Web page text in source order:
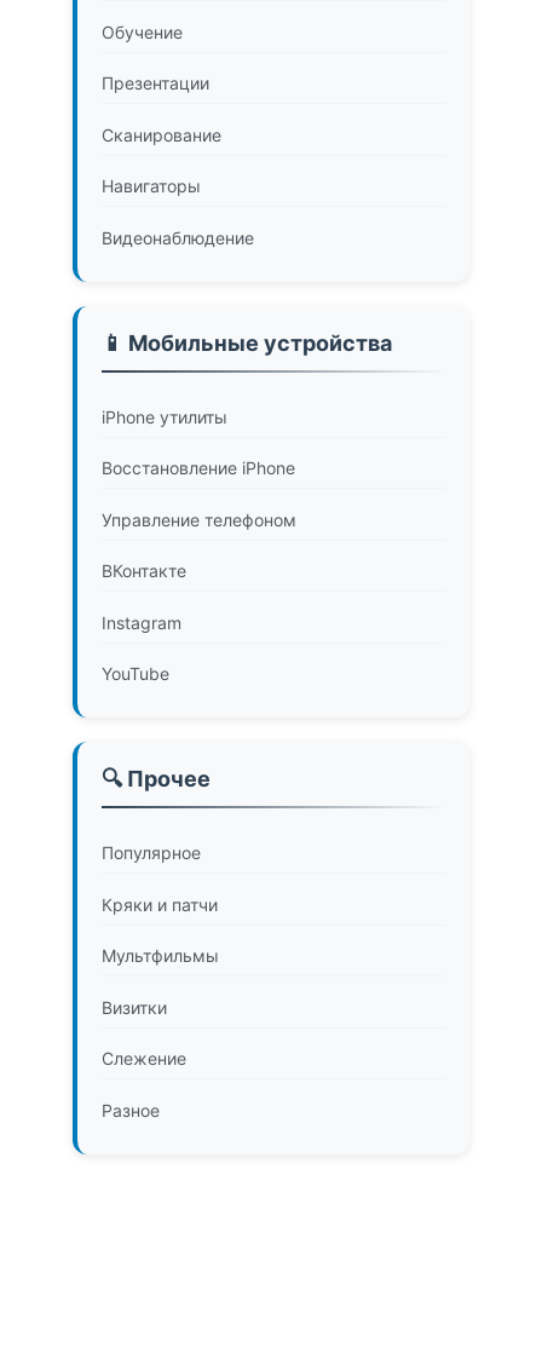
Обучение
Презентации
Сканирование
Навигаторы
Видеонаблюдение
📱 Мобильные устройства
iPhone утилиты
Восстановление iPhone
Управление телефоном
ВКонтакте
Instagram
YouTube
🔍 Прочее
Популярное
Кряки и патчи
Мультфильмы
Визитки
Слежение
Разное